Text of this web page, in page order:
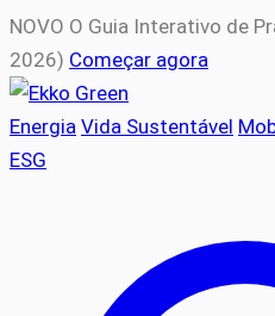
NOVO O Guia Interativo de
2026) Começar agora
Energia Vida Sustentável
ESG